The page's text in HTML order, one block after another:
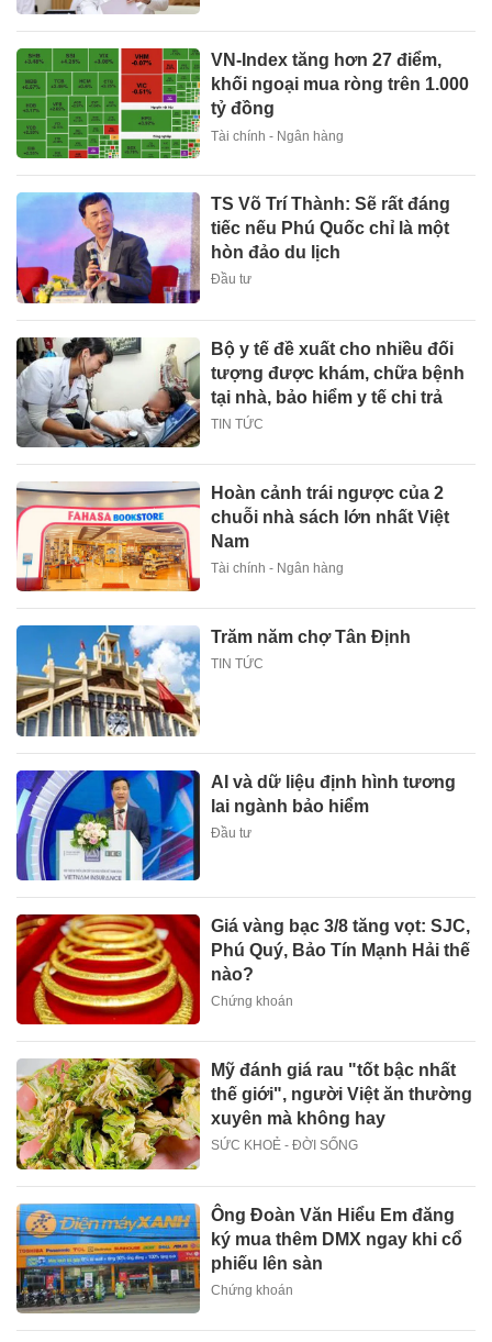
VN-Index tăng hơn 27 điểm,
khối ngoại mua ròng trên 1.000
tỷ đồng
Tài chính - Ngân hàng
TS Võ Trí Thành: Sẽ rất đáng
tiếc nếu Phú Quốc chỉ là một
hòn đảo du lịch
Đầu tư
Bộ y tế đề xuất cho nhiều đối
tượng được khám, chữa bệnh
tại nhà, bảo hiểm y tế chi trả
TIN TỨC
Hoàn cảnh trái ngược của 2
chuỗi nhà sách lớn nhất Việt
Nam
Tài chính - Ngân hàng
Trăm năm chợ Tân Định
TIN TỨC
AI và dữ liệu định hình tương
lai ngành bảo hiểm
Đầu tư
Giá vàng bạc 3/8 tăng vọt: SJC,
Phú Quý, Bảo Tín Mạnh Hải thế
nào?
Chứng khoán
Mỹ đánh giá rau "tốt bậc nhất
thế giới", người Việt ăn thường
xuyên mà không hay
SỨC KHOẺ - ĐỜI SỐNG
Ông Đoàn Văn Hiểu Em đăng
ký mua thêm DMX ngay khi cổ
phiếu lên sàn
Chứng khoán